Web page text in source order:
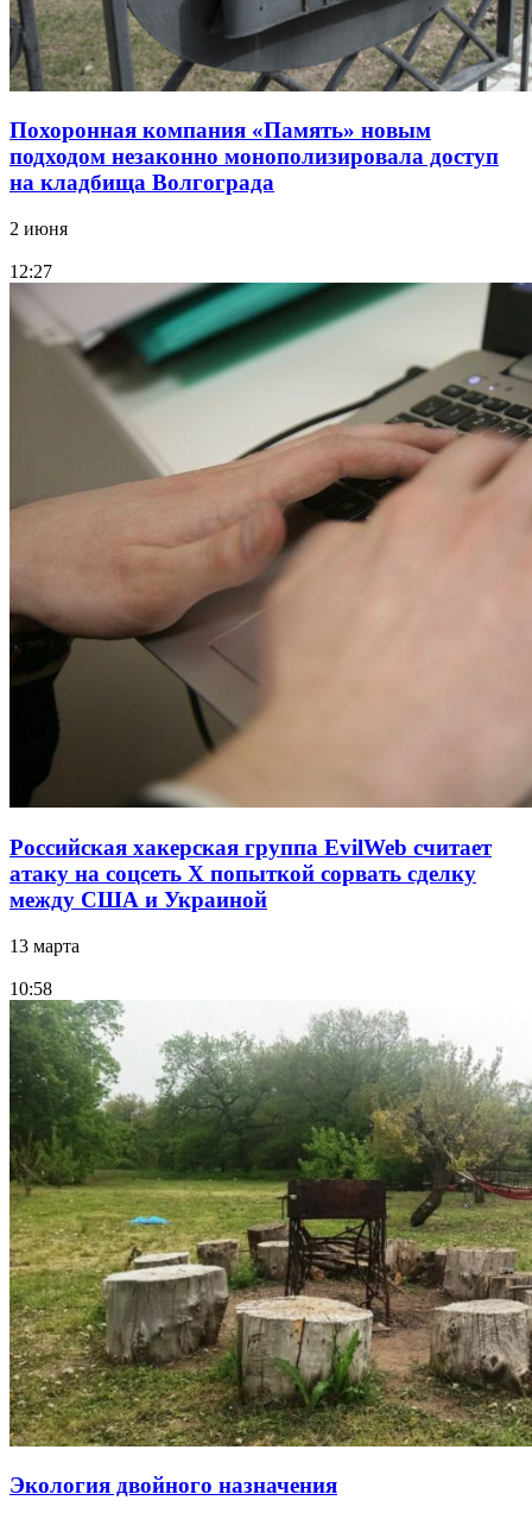
Похоронная компания «Память» новым
подходом незаконно монополизировала доступ
на кладбища Волгограда
2 июня
12:27
Российская хакерская группа EvilWeb считает
атаку на соцсеть Х попыткой сорвать сделку
между США и Украиной
13 марта
10:58
Экология двойного назначения